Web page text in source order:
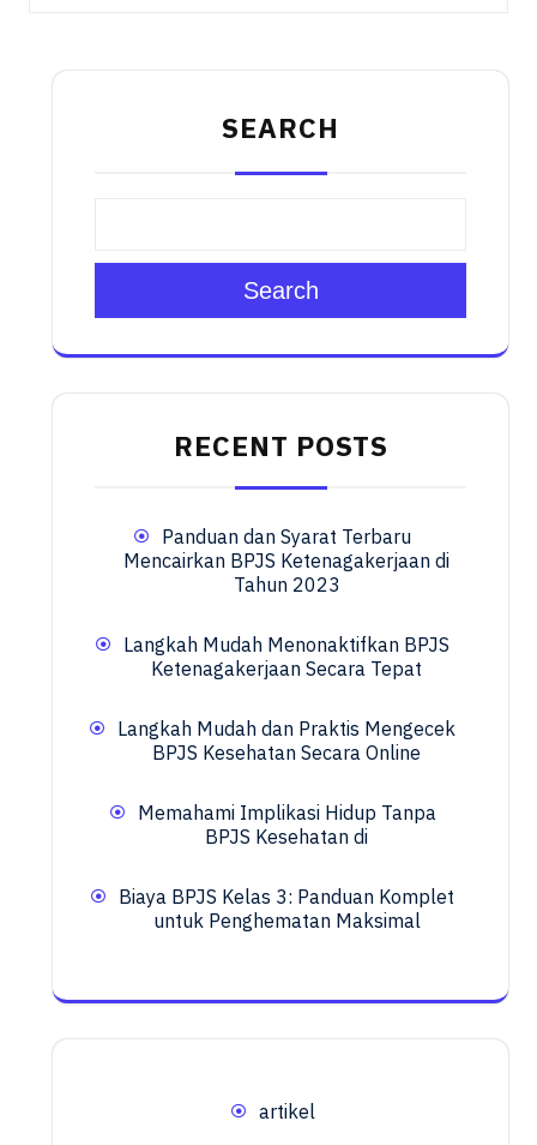
SEARCH
Search
RECENT POSTS
Panduan dan Syarat Terbaru
Mencairkan BPJS Ketenagakerjaan di
Tahun 2023
Langkah Mudah Menonaktifkan BPJS
Ketenagakerjaan Secara Tepat
Langkah Mudah dan Praktis Mengecek
BPJS Kesehatan Secara Online
Memahami Implikasi Hidup Tanpa
BPJS Kesehatan di
Biaya BPJS Kelas 3: Panduan Komplet
untuk Penghematan Maksimal
artikel